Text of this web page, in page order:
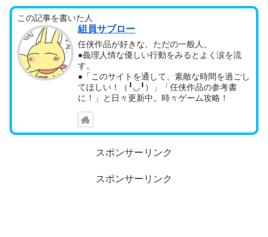
この記事を書いた人
組員サブロー
任侠作品が好きな、ただの一般人。
●義理人情な優しい行動をみるとよく涙を流
す。
●「このサイトを通して、素敵な時間を過ごし
てほしい！（╹◡╹）」「任侠作品の参考書
に！」と日々更新中。時々ゲーム攻略！
スポンサーリンク
スポンサーリンク